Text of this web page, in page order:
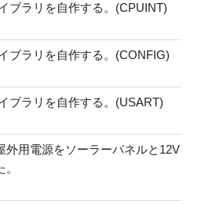
ブラリを自作する。(CPUINT)
ブラリを自作する。(CONFIG)
ブラリを自作する。(USART)
外用電源をソーラーパネルと12V